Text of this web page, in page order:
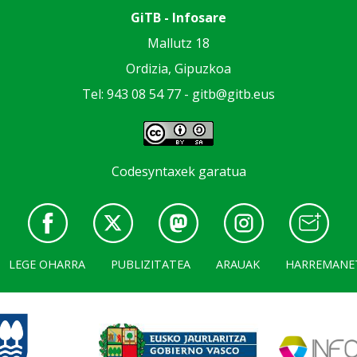
GiTB - Infosare
Mallutz 18
Ordizia, Gipuzkoa
Tel: 943 08 54 77 - gitb@gitb.eus
Codesyntaxek garatua
LEGE OHARRA PUBLIZITATEA ARAUAK